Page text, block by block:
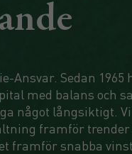
Ansvar. Sedan 1965
med balans och
något långsiktigt.
framför trender
framför snabba